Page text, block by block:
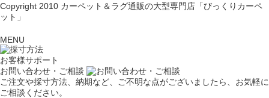
Copyright 2010 カーペット＆ラグ通販の大型専門店「びっくりカーペ
ット」
MENU
お客様サポート
お問い合わせ・ご相談
ご注文や採寸方法、納期など、ご不明な点がございましたら、お気軽に
ご相談ください。